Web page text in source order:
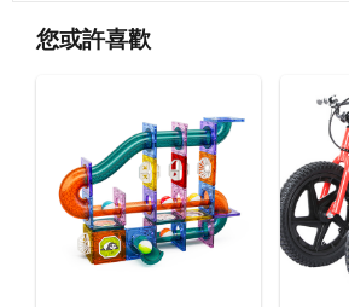
13-17
香港
香港貿發局美與健生活博覽
AUG
香港
13.08.2026 -
香港貿發局家電‧家居‧博覽
覽中心)
13-15
AUG
香港
13.08.2026 -
香港貿發局美食商貿博覽
您或許喜歡